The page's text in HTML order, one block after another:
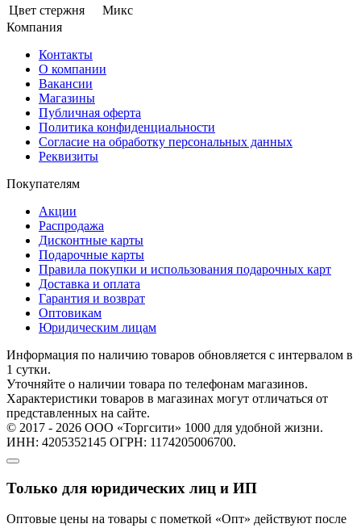
Цвет стержня
Микс
Компания
Контакты
О компании
Вакансии
Магазины
Публичная оферта
Политика конфиденциальности
Согласие на обработку персональных данных
Реквизиты
Покупателям
Акции
Распродажа
Дисконтные карты
Подарочные карты
Правила покупки и использования подарочных карт
Доставка и оплата
Гарантия и возврат
Оптовикам
Юридическим лицам
Информация по наличию товаров обновляется с интервалом в
1 сутки.
Уточняйте о наличии товара по телефонам магазинов.
Характеристики товаров в магазинах могут отличаться от
представленных на сайте.
© 2017 - 2026 ООО «Торгсити» 1000 для удобной жизни.
ИНН: 4205352145 ОГРН: 1174205006700.
Только для юридических лиц и ИП
Оптовые цены на товары с пометкой «Опт» действуют после